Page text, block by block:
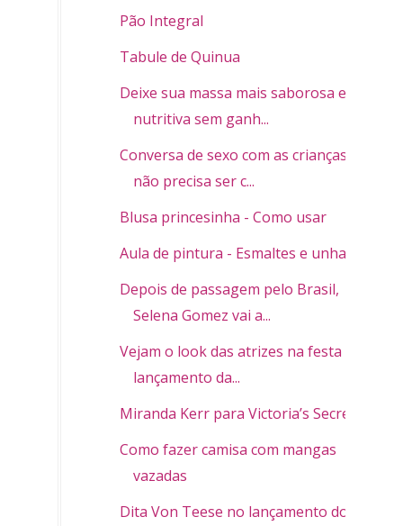
Pão Integral
Tabule de Quinua
Deixe sua massa mais saborosa e
nutritiva sem ganh...
Conversa de sexo com as crianças
não precisa ser c...
Blusa princesinha - Como usar
Aula de pintura - Esmaltes e unhas
Depois de passagem pelo Brasil,
Selena Gomez vai a...
Vejam o look das atrizes na festa de
lançamento da...
Miranda Kerr para Victoria’s Secret
Como fazer camisa com mangas
vazadas
Dita Von Teese no lançamento do